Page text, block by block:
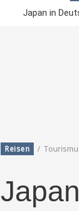
Japan in
Reisen /